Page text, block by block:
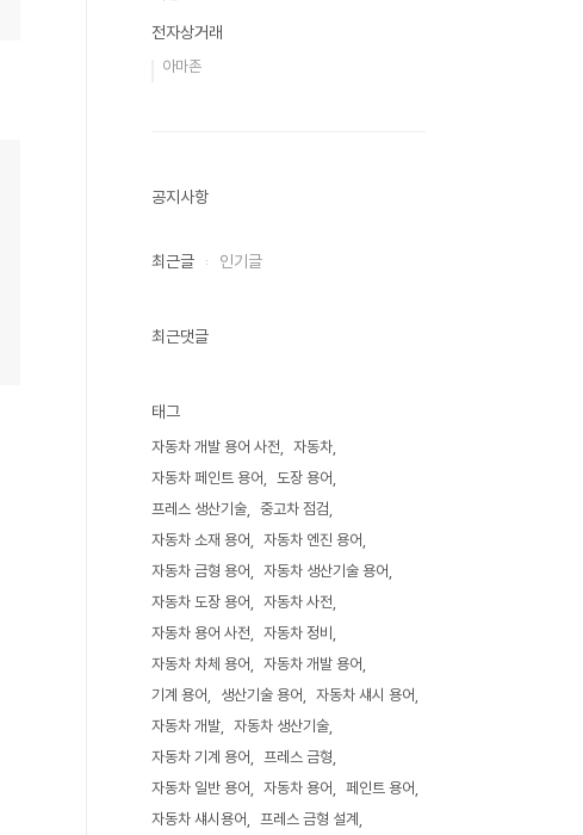
전자상거래
아마존
공지사항
최근글 인기글
최근댓글
태그
자동차 개발 용어 사전
자동차
자동차 페인트 용어
도장 용어
프레스 생산기술
중고차 점검
자동차 소재 용어
자동차 엔진 용어
자동차 금형 용어
자동차 생산기술 용어
자동차 도장 용어
자동차 사전
자동차 용어 사전
자동차 정비
자동차 차체 용어
자동차 개발 용어
기계 용어
생산기술 용어
자동차 섀시 용어
자동차 개발
자동차 생산기술
자동차 기계 용어
프레스 금형
자동차 일반 용어
자동차 용어
페인트 용어
자동차 섀시용어
프레스 금형 설계